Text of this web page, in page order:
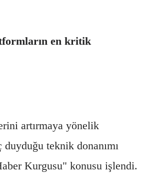
en kritik
artırmaya yönelik
teknik donanımı
Kurgusu" konusu işlendi.